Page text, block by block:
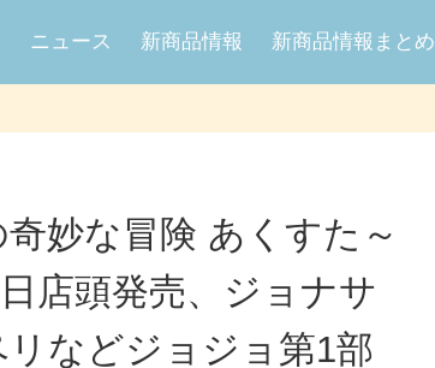
ニュース 新商品情報 新商品情報まとめ
妙な冒険 あくすた～
店頭発売、ジョナサ
などジョジョ第1部